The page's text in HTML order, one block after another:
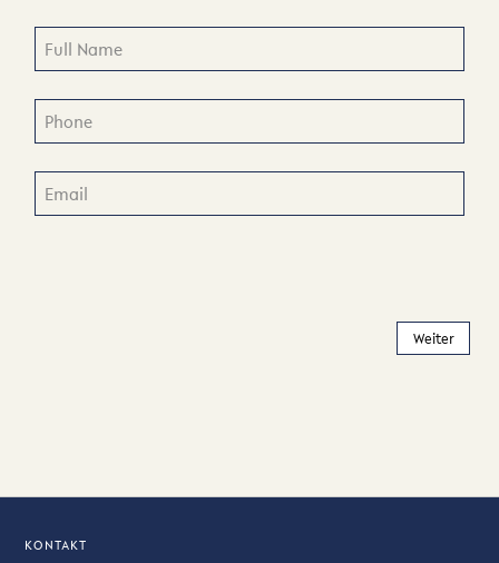
KONTAKT